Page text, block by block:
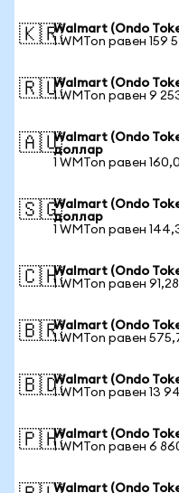
🇰🇷Walmart (Ondo
1 WMTon равен 159
🇷🇺Walmart (Ondo
1 WMTon равен 9
🇦🇺Walmart (Ondo
доллар
1 WMTon равен
🇸🇬Walmart (Ondo
доллар
1 WMTon равен
🇨🇭Walmart (Ondo
1 WMTon равен
🇧🇷Walmart (Ondo
1 WMTon равен
🇧🇩Walmart (Ondo
1 WMTon равен 13
🇵🇭Walmart (Ondo
1 WMTon равен 6
Walmart (Ondo